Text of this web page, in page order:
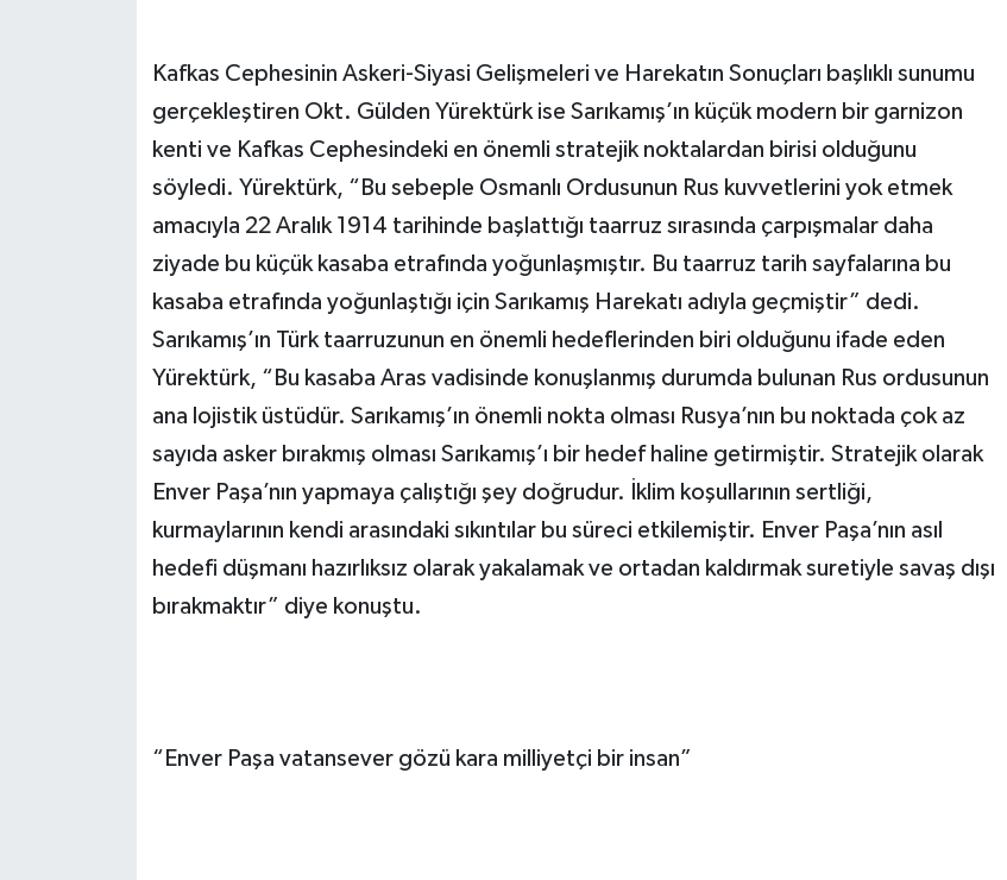
Kafkas Cephesinin Askeri-Siyasi Gelişmeleri ve Harekatın Sonuçları başlıklı sunumu
gerçekleştiren Okt. Gülden Yürektürk ise Sarıkamış’ın küçük modern bir garnizon
kenti ve Kafkas Cephesindeki en önemli stratejik noktalardan birisi olduğunu
söyledi. Yürektürk, “Bu sebeple Osmanlı Ordusunun Rus kuvvetlerini yok etmek
amacıyla 22 Aralık 1914 tarihinde başlattığı taarruz sırasında çarpışmalar daha
ziyade bu küçük kasaba etrafında yoğunlaşmıştır. Bu taarruz tarih sayfalarına bu
kasaba etrafında yoğunlaştığı için Sarıkamış Harekatı adıyla geçmiştir” dedi.
Sarıkamış’ın Türk taarruzunun en önemli hedeflerinden biri olduğunu ifade eden
Yürektürk, “Bu kasaba Aras vadisinde konuşlanmış durumda bulunan Rus ordusunun
ana lojistik üstüdür. Sarıkamış’ın önemli nokta olması Rusya’nın bu noktada çok az
sayıda asker bırakmış olması Sarıkamış’ı bir hedef haline getirmiştir. Stratejik olarak
Enver Paşa’nın yapmaya çalıştığı şey doğrudur. İklim koşullarının sertliği,
kurmaylarının kendi arasındaki sıkıntılar bu süreci etkilemiştir. Enver Paşa’nın asıl
hedefi düşmanı hazırlıksız olarak yakalamak ve ortadan kaldırmak suretiyle savaş dışı
bırakmaktır” diye konuştu.
“Enver Paşa vatansever gözü kara milliyetçi bir insan”